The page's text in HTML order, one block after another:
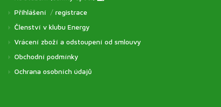
Přihlášení / registrace
Členství v klubu Energy
Vrácení zboží a odstoupení od smlouvy
Obchodní podmínky
Ochrana osobních údajů